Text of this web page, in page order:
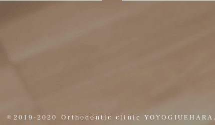
©2019-2020 Orthodontic clinic YOYOGIUEHARA.